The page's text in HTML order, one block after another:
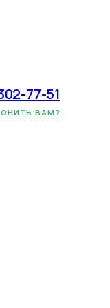
77-51
ВАМ?